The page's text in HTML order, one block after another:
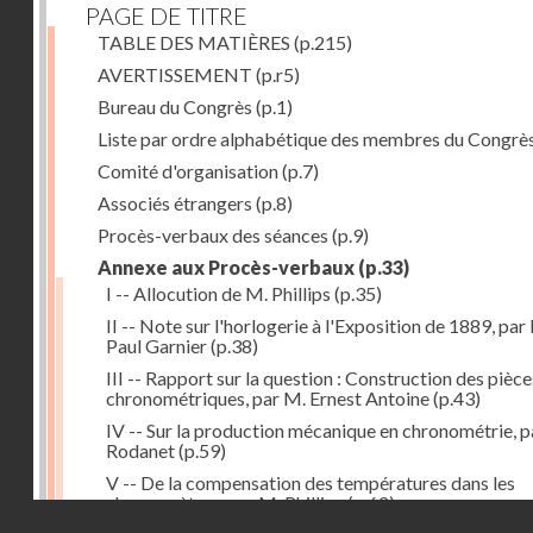
PAGE DE TITRE
TABLE DES MATIÈRES (p.215)
AVERTISSEMENT (p.r5)
Bureau du Congrès (p.1)
Liste par ordre alphabétique des membres du
Comité d'organisation(p.7)
Associés étrangers (p.8)
Procès-verbaux des séances (p.9)
Annexe aux Procès-verbaux (p.33)
I -- Allocution de M. Phillips (p.35)
II -- Note sur l'horlogerie à l'Exposition de 1889, par
Paul Garnier(p.38)
III -- Rapport sur la question : Construction des
chronométriques, par M. Ernest Antoine(p.43)
IV -- Sur la production mécanique en chronométrie,
Rodanet(p.59)
V -- De la compensation des températures dans les
chronomètres, par M. Phillips(p.62)